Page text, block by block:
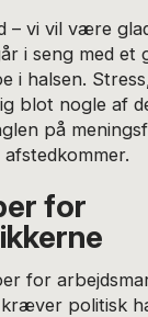
– vi vil være
i seng med et
i halsen.
blot nogle af
på
for
for
politisk